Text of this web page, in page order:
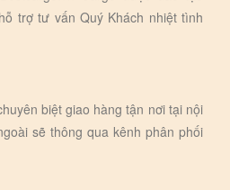
trợ tư vấn Quý Khách nhiệt tình
biệt giao hàng tận nơi tại nội
sẽ thông qua kênh phân phối